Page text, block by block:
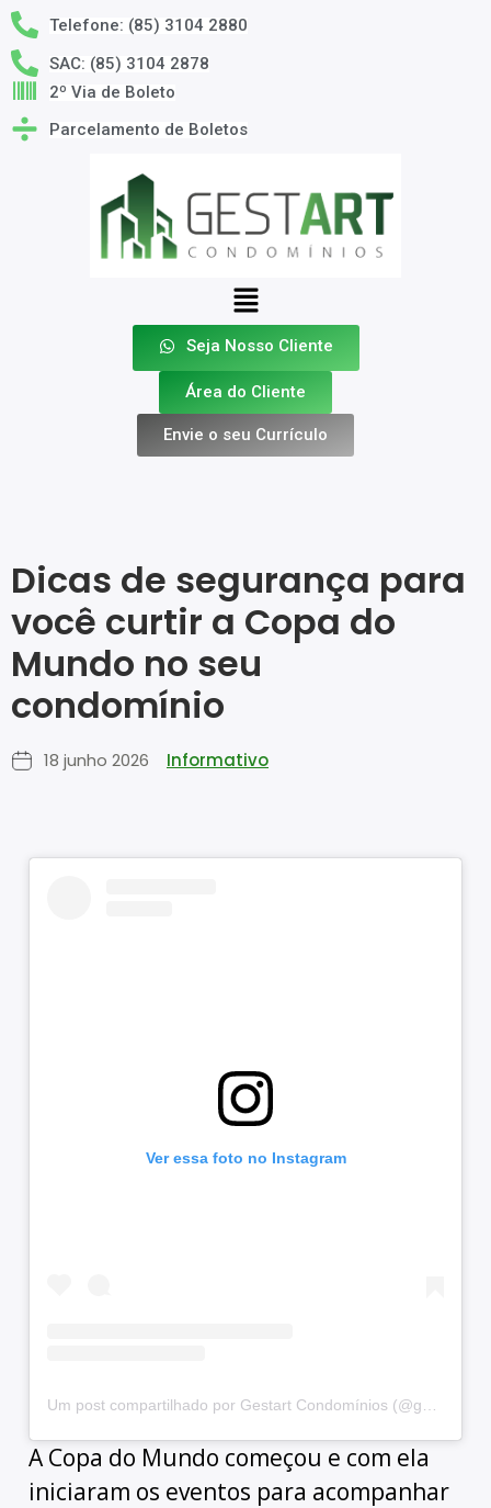
Telefone: (85) 3104 2880
SAC: (85) 3104 2878
2º Via de Boleto
Parcelamento de Boletos
Seja Nosso Cliente
Área do Cliente
Envie o seu Currículo
Dicas de segurança para
você curtir a Copa do
Mundo no seu
condomínio
18 junho 2026 Informativo
Ver essa foto no Instagram
A Copa do Mundo começou e com ela
iniciaram os eventos para acompanhar